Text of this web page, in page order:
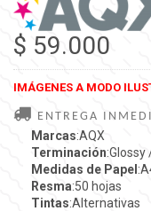
$ 59.000
IMÁGENES A MODO
ENTREGA
Marcas:AQX
Terminación:Glossy
Medidas de Papel
Resma:50 hojas
Tintas:Alternativas